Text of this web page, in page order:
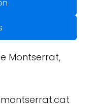
Montserrat,